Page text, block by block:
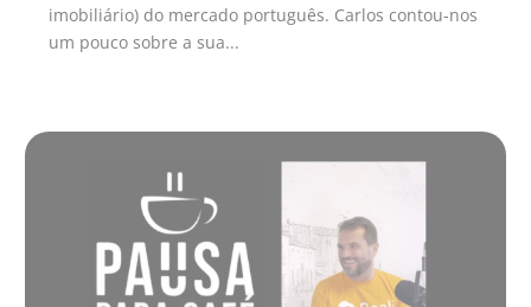
imobiliário) do mercado português. Carlos contou-nos
um pouco sobre a sua...